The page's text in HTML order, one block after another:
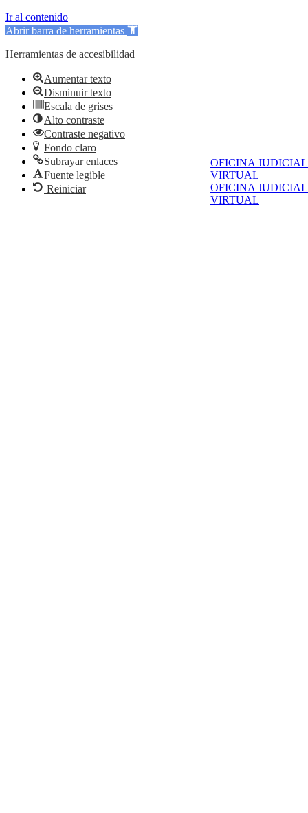
OFICINA JUDICIAL
VIRTUAL
OFICINA JUDICIAL
VIRTUAL
Ir al contenido
Abrir barra de herramientas
Herramientas de accesibilidad
Aumentar texto
Disminuir texto
Escala de grises
Alto contraste
Contraste negativo
Fondo claro
Subrayar enlaces
Fuente legible
Reiniciar